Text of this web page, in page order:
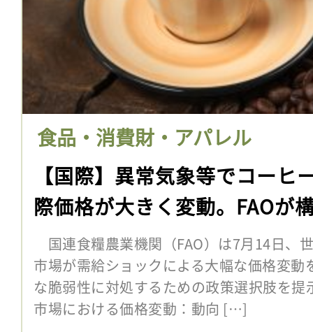
食品・消費財・アパレル
【国際】異常気象等でコーヒ
際価格が大きく変動。FAOが
国連食糧農業機関（FAO）は7月14日、
市場が需給ショックによる大幅な価格変動
な脆弱性に対処するための政策選択肢を
市場における価格変動：動向 […]